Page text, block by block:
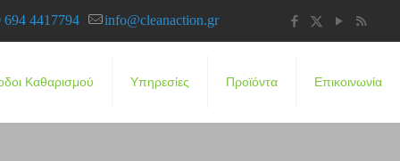
694 4417794 info@cleanaction.gr
Καθαρισμού Υπηρεσίες Προϊόντα Επικοινωνία